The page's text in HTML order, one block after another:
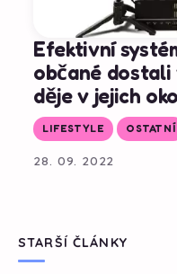
Efektivní
občané dostali
děje v jejich
LIFESTYLE OSTATNÍ
28. 09. 2022
STARŠÍ ČLÁNKY